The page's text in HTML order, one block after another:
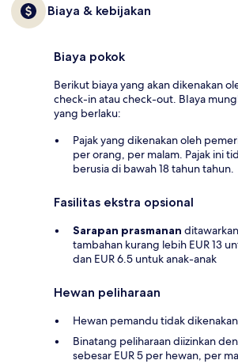
Biaya & kebijakan
Biaya pokok
Berikut biaya yang akan dikenakan
check-in atau check-out. BIaya
yang berlaku:
Pajak yang dikenakan oleh
per orang, per malam. Pajak ini
berusia di bawah 18 tahun tahun.
Fasilitas ekstra opsional
Sarapan prasmanan
tambahan kurang lebih EUR 13
dan EUR 6.5 untuk anak-anak
Hewan peliharaan
Hewan pemandu tidak
Binatang peliharaan diizinkan
sebesar EUR 5 per hewan, per